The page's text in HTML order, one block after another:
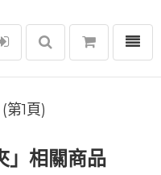
選單
第1頁)
」相關商品